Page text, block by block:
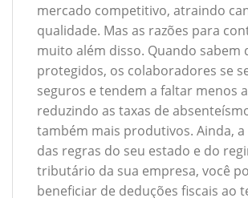
mercado competitivo, atraindo
qualidade. Mas as razões para
muito além disso. Quando sabem
protegidos, os colaboradores se
seguros e tendem a faltar menos
reduzindo as taxas de
também mais produtivos. Ainda,
das regras do seu estado e do
tributário da sua empresa, você
beneficiar de deduções fiscais ao